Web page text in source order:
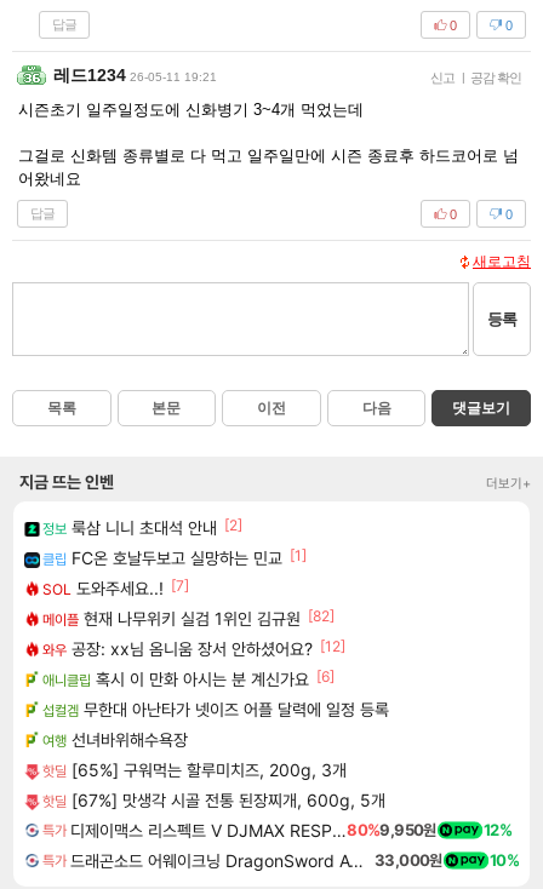
답글 0
0
레드1234 26-05-11 19:21 신고 | 공감 확인
시즌초기 일주일정도에 신화병기 3~4개 먹었는데
그걸로 신화템 종류별로 다 먹고 일주일만에 시즌 종료후 하드코어로 넘
어왔네요
답글 0
0
새로고침
등록
목록 본문 이전 다음 댓글보기
지금 뜨는 인벤 더보기+
정보 룩삼 니니 초대석 안내 [2]
클립 FC온 호날두보고 실망하는 민교 [1]
SOL 도와주세요..! [7]
메이플 현재 나무위키 실검 1위인 김규원 [82]
와우 공장: xx님 옴니움 장서 안하셨어요? [12]
애니클립 혹시 이 만화 아시는 분 계신가요 [6]
섭컬겜 무한대 아난타가 넷이즈 어플 달력에 일정 등록
여행 선녀바위해수욕장
핫딜 [65%] 구워먹는 할루미치즈, 200g, 3개
핫딜 [67%] 맛생각 시골 전통 된장찌개, 600g, 5개
특가 디제이맥스 리스펙트 V DJMAX RESPECT V80%9,950원 12%
특가 드래곤소드 어웨이크닝 DragonSword Awakening 33,000원 10%